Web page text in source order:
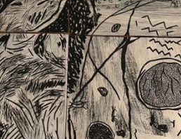
Configuración de cookies
Universidad de los Andes |
Reconocimiento como
de mayo de 1964.
Resolución 28 del 23 de febrero
Acreditación institucional de alta
Resolución 000194 del 16 de